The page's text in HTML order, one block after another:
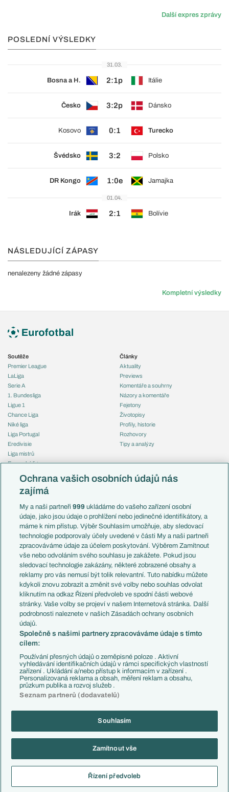
Další expres zprávy
POSLEDNÍ VÝSLEDKY
31.03.
Bosna a H. 2:1p Itálie
Česko 3:2p Dánsko
Kosovo 0:1 Turecko
Švédsko 3:2 Polsko
DR Kongo 1:0e Jamajka
01.04.
Irák 2:1 Bolívie
NÁSLEDUJÍCÍ ZÁPASY
nenalezeny žádné zápasy
Kompletní výsledky
Soutěže
Premier League
LaLiga
Serie A
1. Bundesliga
Ligue 1
Chance Liga
Niké liga
Liga Portugal
Eredivisie
Liga mistrů
Evropská liga
Mistrovství světa
Liga národů
Témata
Představení týmů MS
EuroSkauting
PL v kostce
Evropské koeficienty
Přestupy
Přestupové spekulace
Zranění
Kluby
Arsenal FC
Chelsea FC
Manchester United
AC Milán
Juventus FC
Bayern Mnichov
FC Barcelona
Real Madrid
Články
Aktuality
Previews
Komentáře a souhrny
Názory a komentáře
Fejetony
Životopisy
Profily, historie
Rozhovory
Tipy a analýzy
Česko
Francie
Itálie
Německo
Španělsko
Argentina
Brazílie
Přestupy
Zápasy
Livescore
Tipovací soutěž
Copyright © 2001-2026 EuroFotbal.cz. Využíváme zpravodajství ČTK.
Informace o zpracování osobních údajů
Ochrana vašich osobních údajů nás
zajímá
My a naši partneři999 ukládáme do vašeho zařízení osobní
údaje, jako jsou údaje o prohlížení nebo jedinečné identifikátory, a
máme k nim přístup. Výběr Souhlasím umožňuje, aby sledovací
technologie podporovaly účely uvedené v části My a naši partneři
zpracováváme údaje za účelem poskytování. Výběrem Zamítnout
vše nebo odvoláním svého souhlasu je zakážete. Pokud jsou
sledovací technologie zakázány, některé zobrazené obsahy a
reklamy pro vás nemusí být tolik relevantní. Tuto nabídku můžete
kdykoli znovu zobrazit a změnit své volby nebo souhlas odvolat
kliknutím na odkaz Řízení předvoleb ve spodní části webové
stránky. Vaše volby se projeví v našem Internetová stránka. Další
podrobnosti naleznete v našich Zásadách ochrany osobních
údajů.
Společně s našimi partnery zpracováváme údaje s tímto
cílem:
Používání přesných údajů o zeměpisné poloze . Aktivní
vyhledávání identifikačních údajů v rámci specifických vlastností
zařízení . Ukládání a/nebo přístup k informacím v zařízení .
Personalizovaná reklama a obsah, měření reklam a obsahu,
průzkum publika a rozvoj služeb .
Seznam partnerů (dodavatelů)
Souhlasím
Zamítnout vše
Řízení předvoleb